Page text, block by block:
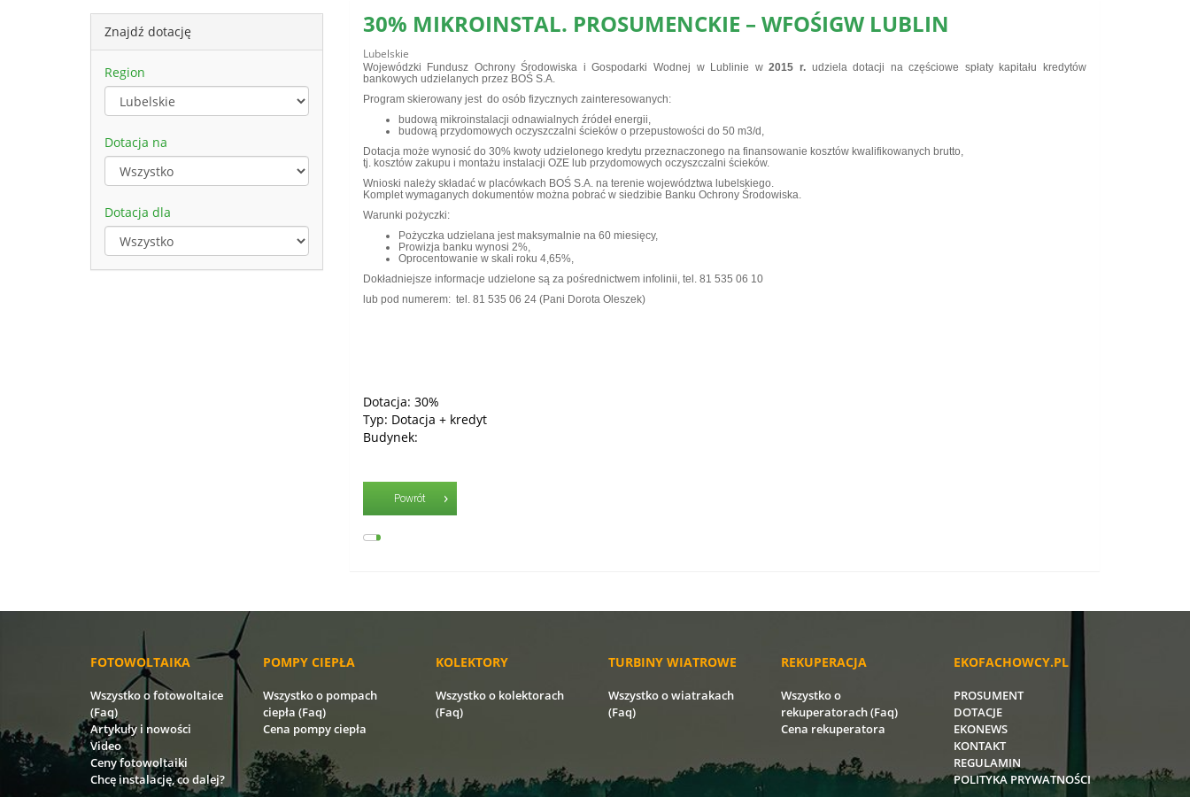
Znajdź dotację
Region
Dotacja na
Dotacja dla
30% MIKROINSTAL. PROSUMENCKIE – WFOŚIGW LUBLIN
Lubelskie
Wojewódzki Fundusz Ochrony Środowiska i Gospodarki Wodnej w Lublinie w2015 r. udzieladotacji na częściowe spłaty kapitału kredytów
bankowych udzielanych przez BOŚ S.A.
Program skierowany jest do osób fizycznych zainteresowanych:
budową mikroinstalacji odnawialnych źródeł energii,
budową przydomowych oczyszczalni ścieków o przepustowości do 50 m3/d,
Dotacja może wynosić do 30% kwoty udzielonego kredytu przeznaczonego na finansowanie kosztów kwalifikowanych brutto,
tj. kosztów zakupu i montażu instalacji OZE lub przydomowych oczyszczalni ścieków.
Wnioski należy składać w placówkach BOŚ S.A. na terenie województwa lubelskiego.
Komplet wymaganych dokumentów można pobrać w siedzibie Banku Ochrony Środowiska.
Warunki pożyczki:
Pożyczka udzielana jest maksymalnie na 60 miesięcy,
Prowizja banku wynosi 2%,
Oprocentowanie w skali roku 4,65%,
Dokładniejsze informacje udzielone są za pośrednictwem infolinii, tel. 81 535 06 10
lub pod numerem: tel. 81 535 06 24 (Pani Dorota Oleszek)
Dotacja: 30%
Typ: Dotacja + kredyt
Budynek:
Powrót
FOTOWOLTAIKA
Wszystko o fotowoltaice
(Faq)
Artykuły i nowości
Video
Ceny fotowoltaiki
Chcę instalację, co dalej?
POMPY CIEPŁA
Wszystko o pompach
ciepła (Faq)
Cena pompy ciepła
KOLEKTORY
Wszystko o kolektorach
(Faq)
TURBINY WIATROWE
Wszystko o wiatrakach
(Faq)
REKUPERACJA
Wszystko o
rekuperatorach (Faq)
Cena rekuperatora
EKOFACHOWCY.PL
PROSUMENT
DOTACJE
EKONEWS
KONTAKT
REGULAMIN
POLITYKA PRYWATNOŚCI